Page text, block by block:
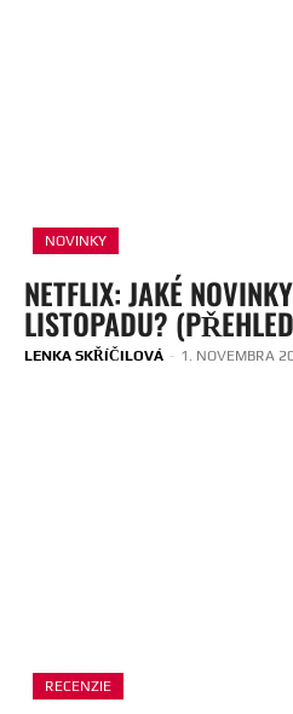
NOVINKY
NETFLIX: JAKÉ
LISTOPADU?
LENKA SKŘÍČILOVÁ - 1. NOVEMBRA
RECENZIE